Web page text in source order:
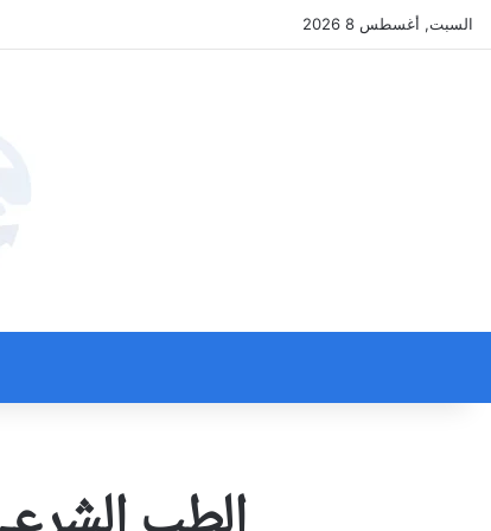
السبت, أغسطس 8 2026